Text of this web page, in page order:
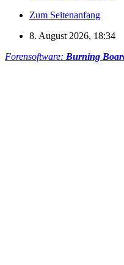
Zum Seitenanfang
8. August 2026, 18:34
Forensoftware: Burning